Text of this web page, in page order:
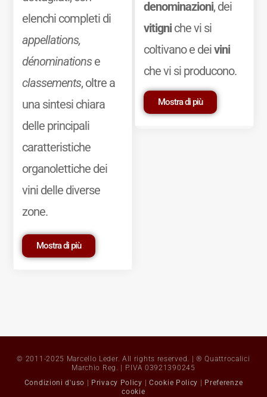
elenchi completi di
appellations,
dénominationse
classements, oltre a
una sintesi chiara
delle principali
caratteristiche
organolettiche dei
vini delle diverse
zone.
Mostra di più
denominazioni, dei
vitigniche vi si
coltivano e deivini
che vi si producono.
Mostra di più
© 2011-2025 Marcello Leder. All rights reserved. | ® Quattrocalici
Marchio Reg. | P.IVA 03921390245
Condizioni d'uso
Privacy Policy Cookie Policy
Preferenze
cookie